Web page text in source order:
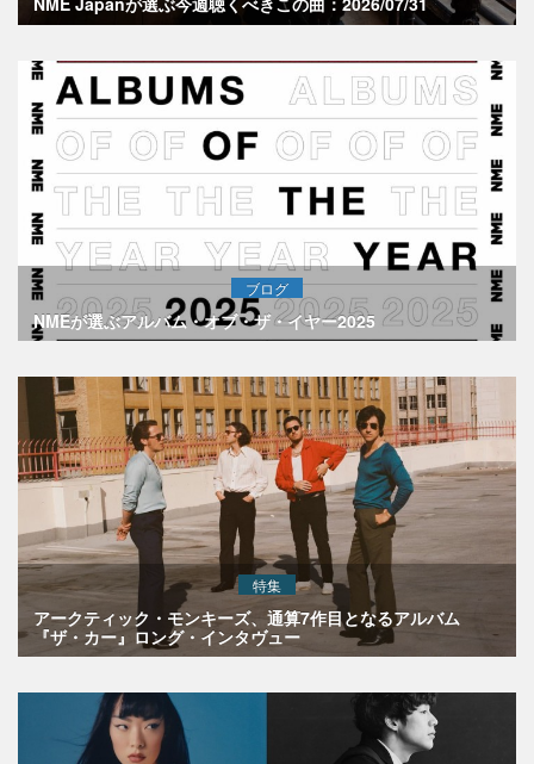
ブログ
NMEが選ぶアルバム・オブ・ザ・イヤー2025
特集
アークティック・モンキーズ、通算7作目となるアルバム
『ザ・カー』ロング・インタヴュー